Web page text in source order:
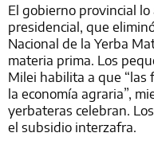
El gobierno provincial
presidencial, que
Nacional de la Yerba
materia prima. Los
Milei habilita a que “las
la economía agraria”,
yerbateras celebran.
el subsidio interzafra.